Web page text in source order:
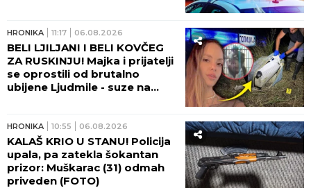
funkcionisalo!
HRONIKA 11:17 06.08.2026
BELI LJILJANI I BELI KOVČEG
ZA RUSKINJU! Majka i prijatelji
se oprostili od brutalno
ubijene Ljudmile - suze na
HRONIKA 10:55 06.08.2026
KALAŠ KRIO U STANU! Policija
upala, pa zatekla šokantan
prizor: Muškarac (31) odmah
priveden (FOTO)